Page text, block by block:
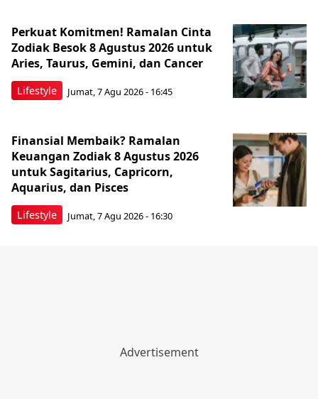
Lifestyle
Perkuat Komitmen! Ramalan Cinta
Zodiak Besok 8 Agustus 2026 untuk
Aries, Taurus, Gemini, dan Cancer
Jumat, 7 Agu 2026 - 16:45
Lifestyle
Finansial Membaik? Ramalan
Keuangan Zodiak 8 Agustus 2026
untuk Sagitarius, Capricorn,
Aquarius, dan Pisces
Jumat, 7 Agu 2026 - 16:30